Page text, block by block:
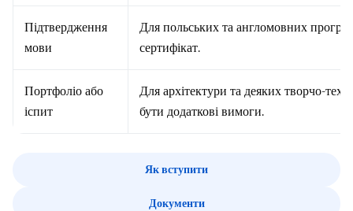
Підтвердження
мови
Для польських та англомовних
сертифікат.
Портфоліо або
іспит
Для архітектури та деяких творчо-
бути додаткові вимоги.
Як вступити
Документи